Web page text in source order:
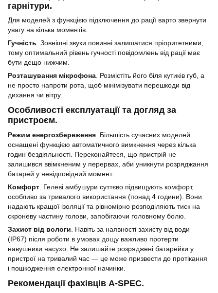
гарнітури.
Для моделей з функцією підключення до рації варто звернути
увагу на кілька моментів:
Гучність . Зовнішні звуки повинні залишатися пріоритетними,
тому оптимальний рівень гучності повідомлень від рації має
бути дещо нижчим.
Розташування мікрофона . Розмістіть його біля кутиків губ, а
не просто напроти рота, щоб мінімізувати перешкоди від
дихання чи вітру.
Особливості експлуатації та догляд за
пристроєм.
Режим енергозбереження . Більшість сучасних моделей
оснащені функцією автоматичного вимкнення через кілька
годин бездіяльності. Переконайтеся, що пристрій не
залишився ввімкненим у перервах, аби уникнути розряджання
батарей у невідповідний момент.
Комфорт . Гелеві амбушури суттєво підвищують комфорт,
особливо за тривалого використання (понад 4 години). Вони
надають кращої ізоляції та рівномірно розподіляють тиск на
скроневу частину голови, запобігаючи головному болю.
Захист від вологи . Навіть за наявності захисту від води
(IP67) після роботи в умовах дощу важливо протерти
навушники насухо. Не залишайте розряджені батарейки у
пристрої на тривалий час — це може призвести до протікання
і пошкодження електронної начинки.
Рекомендації фахівців A-SPEC.